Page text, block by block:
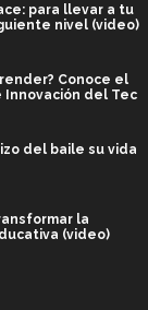
para llevar a tu
nivel (video)
Conoce el
Innovación del Tec
del baile su vida
la
(video)